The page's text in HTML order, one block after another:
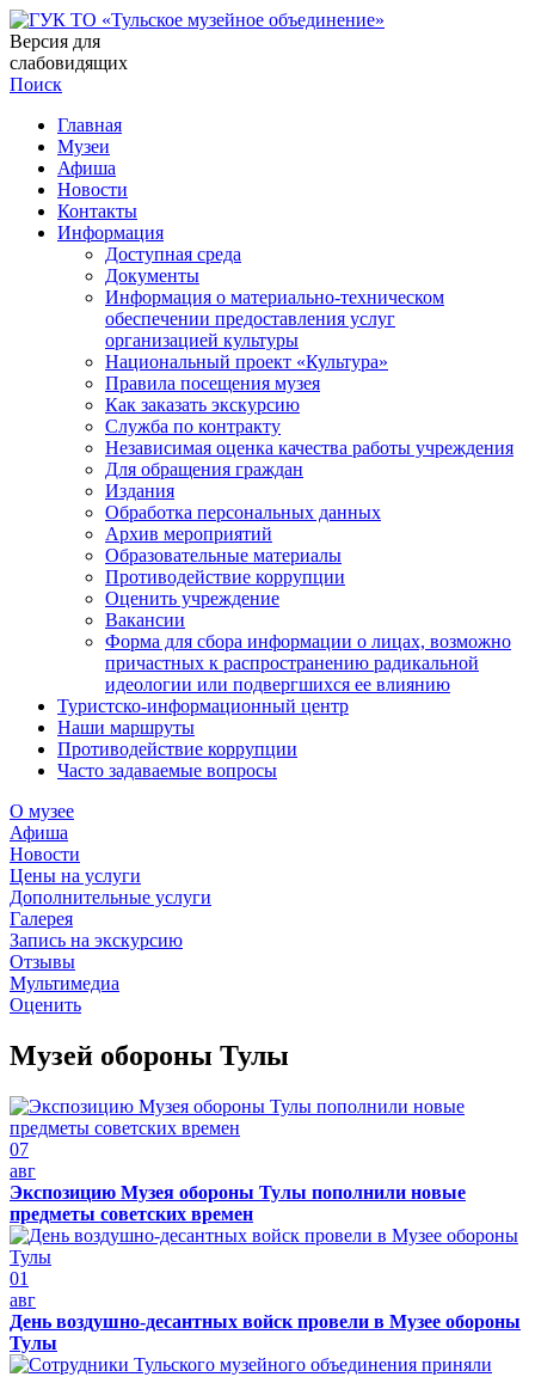
Версия для
слабовидящих
Поиск
Главная
Музеи
Афиша
Новости
Контакты
Информация
Доступная среда
Документы
Информация о материально-техническом
обеспечении предоставления услуг
организацией культуры
Национальный проект «Культура»
Правила посещения музея
Как заказать экскурсию
Служба по контракту
Независимая оценка качества работы учреждения
Для обращения граждан
Издания
Обработка персональных данных
Архив мероприятий
Образовательные материалы
Противодействие коррупции
Оценить учреждение
Вакансии
Форма для сбора информации о лицах, возможно
причастных к распространению радикальной
идеологии или подвергшихся ее влиянию
Туристско-информационный центр
Наши маршруты
Противодействие коррупции
Часто задаваемые вопросы
О музее
Афиша
Новости
Цены на услуги
Дополнительные услуги
Галерея
Запись на экскурсию
Отзывы
Мультимедиа
Оценить
Музей обороны Тулы
07
авг
Экспозицию Музея обороны Тулы пополнили новые
предметы советских времен
01
авг
День воздушно-десантных войск провели в Музее обороны
Тулы